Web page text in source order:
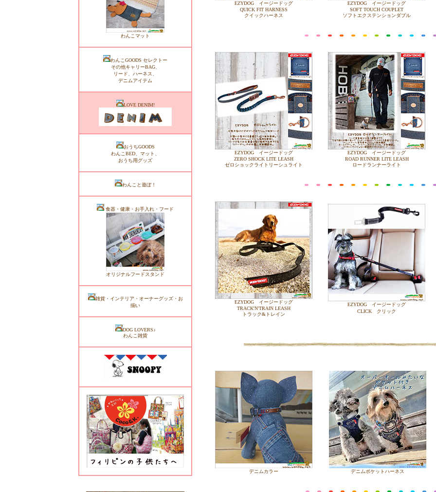
わんこマット
わんこGOODS セレクトー
その他キャリーBAG、
リード、ハーネス、
デニムアイテム
LOVE DENIM!
おうちGOODS
わんこBED、マット、
おうち用グッズ
わんこと遊ぼ！
食器・健康・お手入れ・フード
オリジナルフードスタンド
雑貨・インテリア・オーナーグッズ・お
揃い
DOG LOVERS♪
わんこ雑貨
EZYDOG イージードッグ
QUICK FIT HARNESS
クイックハーネス
EZYDOG イージードッグ
SOFT TOUCH COUPLET
ソフトエクステンションダブル
EZYDOG イージードッグ
ZERO SHOCK LITE LEASH
ゼロショックライトリーシュライト
EZYDOG イージードッグ
ROAD RUNNER LITE LEASH
ロードランナーライト
EZYDOG イージードッグ
TRACK'N'TRAIN LEASH
トラック&トレイン
EZYDOG イージードッグ
CLICK クリック
デニムカラー デニムポケットハーネス